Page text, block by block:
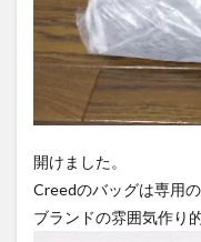
開けました。
Creedのバッグは専用
ブランドの雰囲気作り